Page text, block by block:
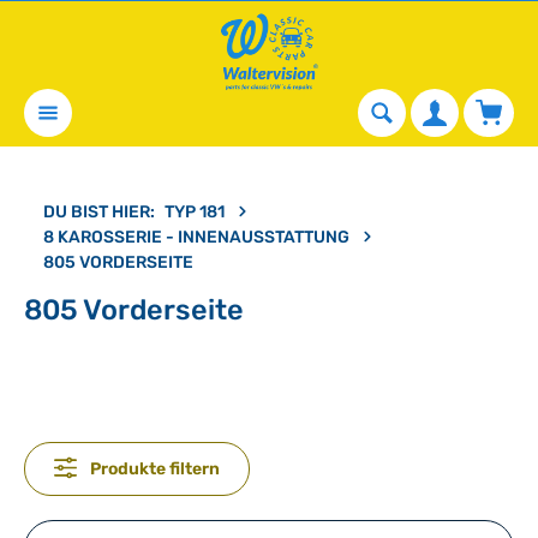
DU BIST HIER: TYP 181
8 KAROSSERIE - INNENAUSSTATTUNG
805 VORDERSEITE
805 Vorderseite
Produkte filtern